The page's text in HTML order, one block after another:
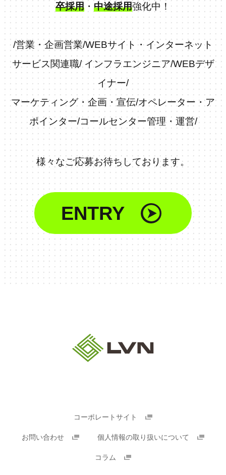
卒採用 ・中途採用強化中！
/営業・企画営業/WEBサイト・インターネット
サービス関連職/インフラエンジニア/WEBデザ
イナー/
マーケティング・企画・宣伝/オペレーター・ア
ポインター/コールセンター管理・運営/
様々なご応募お待ちしております。
ENTRY
コーポレートサイト
お問い合わせ 個人情報の取り扱いについて
コラム